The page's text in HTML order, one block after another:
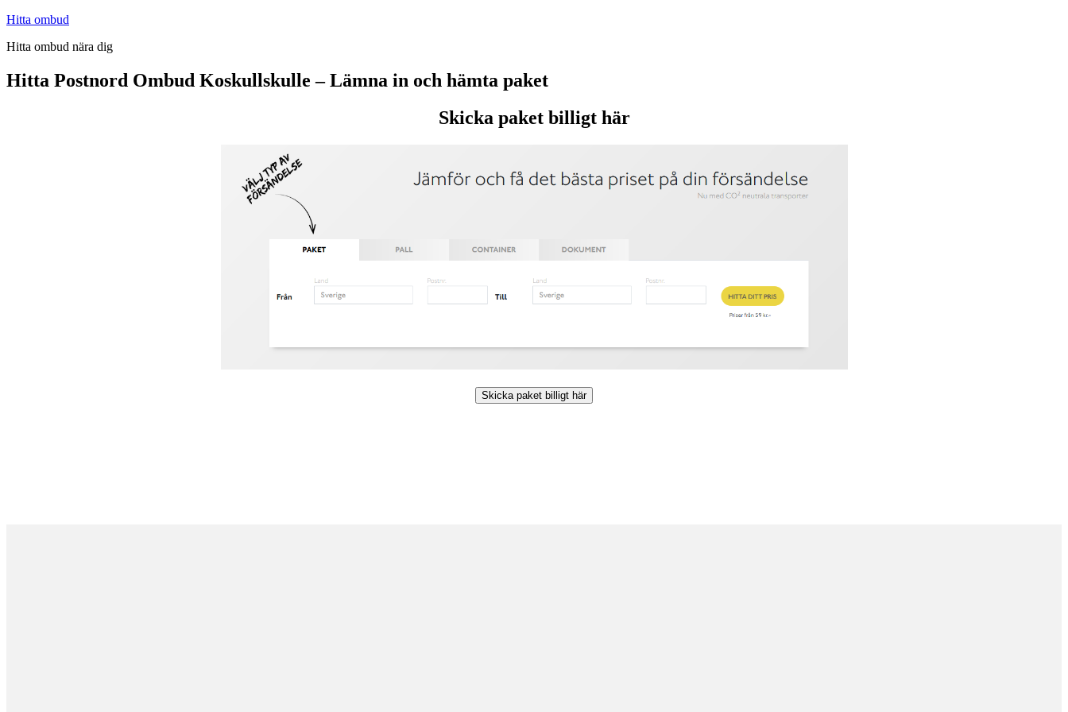
Hoppa
innehåll
Hitta ombud
Hitta ombud nära dig
Hitta Postnord Ombud Koskullskulle – Lämna in och hämta paket
Skicka paket billigt här
Skicka paket billigt här